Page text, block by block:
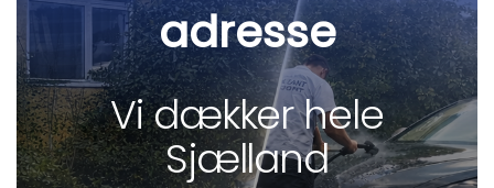
adresse
Vi dækker hele
Sjælland